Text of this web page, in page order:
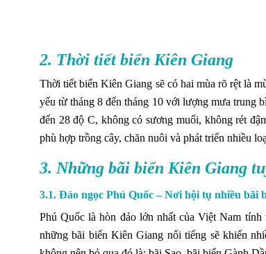
2. Thời tiết biển Kiên Giang
Thời tiết biển Kiên Giang sẽ có hai mùa rõ rệt là
yếu từ tháng 8 đến tháng 10 với lượng mưa trung
đến 28 độ C, không có sương muối, không rét
phù hợp trồng cây, chăn nuôi và phát triển nhiều
3. Những bãi biển Kiên Giang
3.1. Đảo ngọc Phú Quốc – Nơi hội tụ nhiều bãi
Phú Quốc là hòn đảo lớn nhất của Việt Nam
những bãi biển Kiên Giang nổi tiếng sẽ khiến